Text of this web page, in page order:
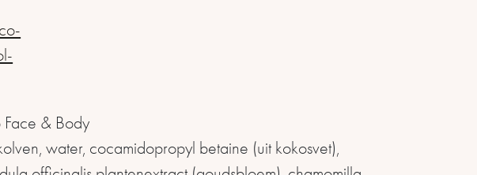
Face & Body
water, cocamidopropyl betaine (uit kokosvet),